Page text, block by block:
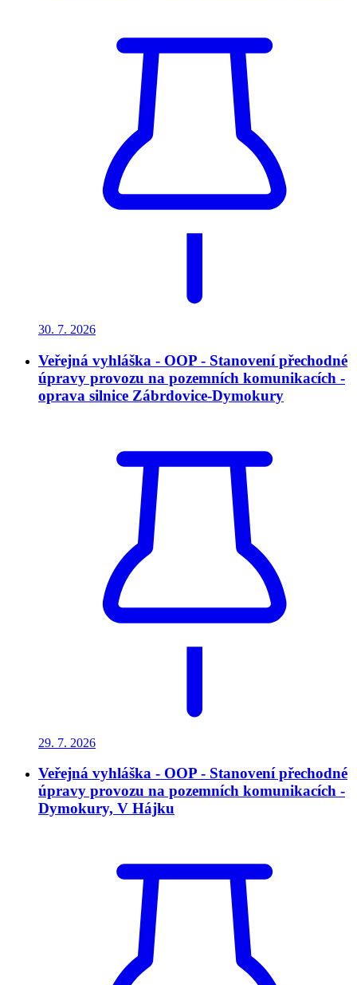
30. 7. 2026
Veřejná vyhláška - OOP - Stanovení přechodné
úpravy provozu na pozemních komunikacích -
oprava silnice Zábrdovice-Dymokury
29. 7. 2026
Veřejná vyhláška - OOP - Stanovení přechodné
úpravy provozu na pozemních komunikacích -
Dymokury, V Hájku